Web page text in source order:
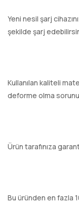
Yeni nesil şarj
şekilde şarj
Kullanılan kaliteli
deforme olma sorunu
Ürün tarafınıza
Bu üründen en fazla